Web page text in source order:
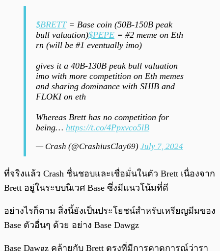
$BRETT= Base coin (50B-150B peak
bull valuation)$PEPE = #2 meme on Eth
rn (will be #1 eventually imo)
gives it a 40B-130B peak bull valuation
imo with more competition on Eth memes
and sharing dominance with SHIB and
FLOKI on eth
Whereas Brett has no competition for
being… https://t.co/4Ppxvco5lB
— Crash (@CrashiusClay69) July 7, 2024
ที่จริงแล้ว Crash ชื่นชอบและเชื่อมั่นในตัว Brett เนื่องจาก
Brett อยู่ในระบบนิเวศ Base ซึ่งมีแนวโน้มที่ดี
อย่างไรก็ตาม สิ่งนี้ยังเป็นประโยชน์สำหรับเหรียญมีมของ
Base ตัวอื่นๆ ด้วย อย่าง Base Dawgz
Base Dawgz คล้ายกับ Brett ตรงที่มีการคาดการณ์ว่ารา